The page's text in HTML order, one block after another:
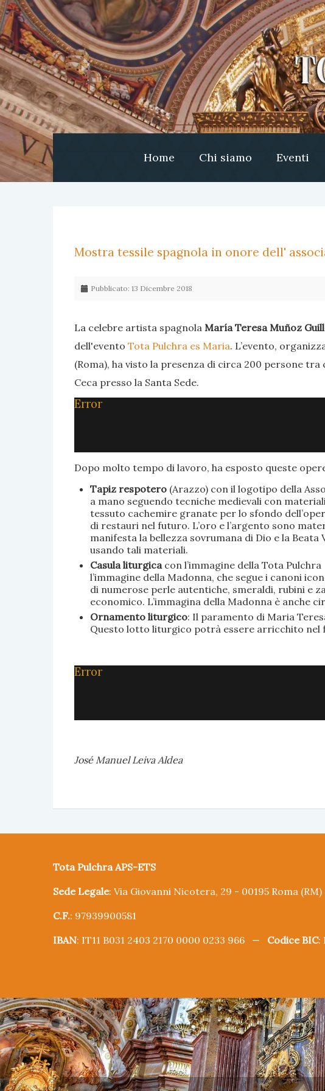
Home Chi siamo Eventi
Mostra tessile spagnola in onore dell'
Pubblicato: 13 Dicembre 2018
La celebre artista spagnola María Teresa Muñoz
dell'evento Tota Pulchra es Maria. L’evento,
(Roma), ha visto la presenza di circa 200 persone
Ceca presso la Santa Sede.
Error
Dopo molto tempo di lavoro, ha esposto queste
Tapiz respotero(Arazzo) con il logotipo della
a mano seguendo tecniche medievali con
tessuto cachemire granate per lo sfondo
di restauri nel futuro. L’oro e l’argento sono
manifesta la bellezza sovrumana di Dio e la
usando tali materiali.
Casula liturgica con l’immagine della Tota
l’immagine della Madonna, che segue i canoni
di numerose perle autentiche, smeraldi, rubini e
economico. L’immagina della Madonna è anche
Ornamento liturgico: Il paramento di Maria
Questo lotto liturgico potrà essere arricchito nel
Error
José Manuel Leiva Aldea
Tota Pulchra APS-ETS
Sede Legale: Via Giovanni Nicotera, 29 - 00195 Roma (RM)
C.F.: 97939900581
IBAN: IT11 B031 2403 2170 0000 0233 966 — Codice BIC: